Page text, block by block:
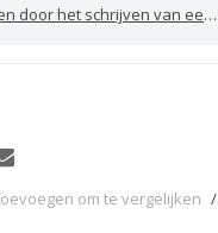
het schrijven van een review
om te vergelijken /